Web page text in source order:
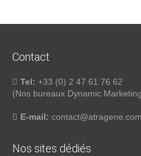
Contact
Tel: +33 (0) 2 47 61 76 62
(Nos bureaux Dynamic
E-mail: moc.e
negar
ta@tc
atnoc
Nos sites dédiés